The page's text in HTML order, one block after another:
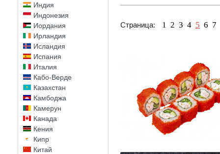
Индия
Индонезия
Иордания
Ирландия
Исландия
Испания
Италия
Кабо-Верде
Казахстан
Камбоджа
Камерун
Канада
Кения
Кипр
Китай
Страница: 1 2 3 4 5 6 7